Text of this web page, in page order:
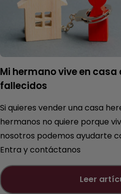
Mi hermano vive en casa de mis padres
fallecidos
Si quieres vender una casa heredada y uno de tus
hermanos no quiere porque
nosotros podemos ayudarte
Entra y contáctanos
leer